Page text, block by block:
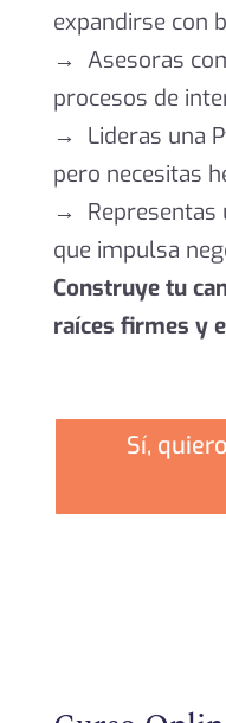
expandirse con
→ Asesoras
procesos de
→ Lideras una
pero necesitas
→ Representas
que impulsa
Construye tu
raíces firmes y
Sí,